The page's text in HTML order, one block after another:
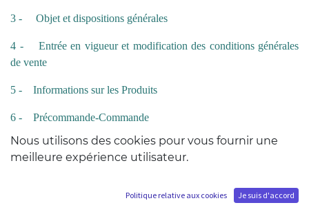
3 - Objet et dispositions générales
4 -
Entrée en vigueur et modification des conditions générales
de vente
5 - Informations sur les Produits
6 - Précommande-Commande
7 - Prix
- Disponibilité des Produits
Nous utilisons des cookies pour vous fournir une
meilleure expérience utilisateur.
Politique relative aux cookies Je suis d'accord